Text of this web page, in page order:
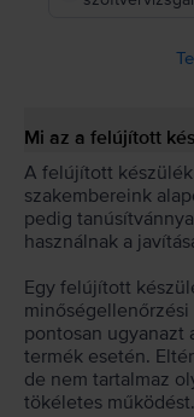
Mi az a felújított
A felújított
szakembereink
pedig
használnak a
Egy felújított
pontosan ugyanazt
termék esetén.
de nem tartalmaz
tökéletes működést.